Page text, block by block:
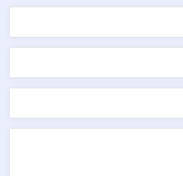
الحجوزات
معرض الصور
فريقنا
الأخبار